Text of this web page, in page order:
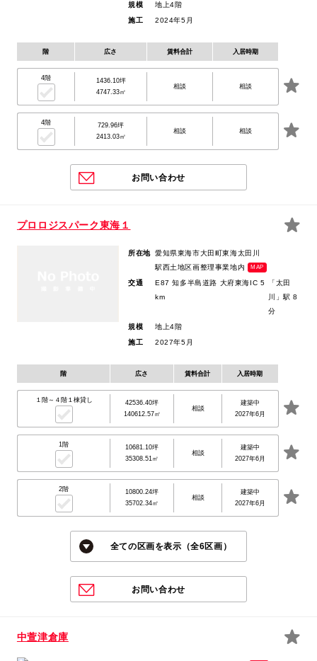
規模
地上4階
施工
2024年5月
階 広さ 賃料合計 入居時期
4階
1436.10坪
4747.33㎡
相談 相談
4階
729.96坪
2413.03㎡
相談 相談
お問い合わせ
プロロジスパーク東海１
所在地 愛知県東海市大田町東海太田川
駅西土地区画整理事業地内
MAP
交通
E87 知多半島道路 大府東海IC 5
km
「太田
川」駅 8
分
規模
地上4階
施工
2027年5月
階 広さ 賃料合計 入居時期
１階～４階１棟貸し
42536.40坪
140612.57㎡
相談
建築中
2027年6月
1階
10681.10坪
35308.51㎡
相談
建築中
2027年6月
2階
10800.24坪
35702.34㎡
相談
建築中
2027年6月
全ての区画を表示（全6区画）
お問い合わせ
中萱津倉庫